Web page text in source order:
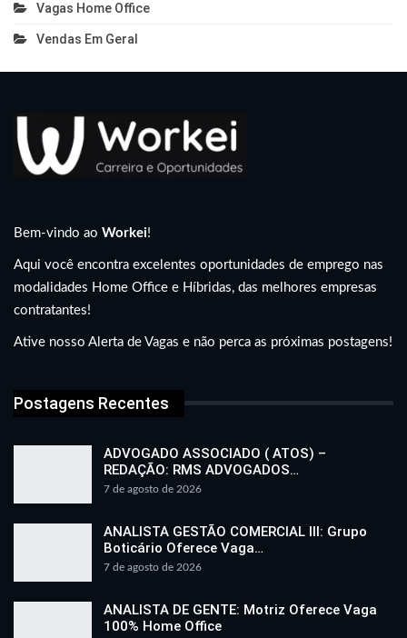
Vagas Home Office
Vendas Em Geral
Bem-vindo ao Workei!
Aqui você encontra excelentes oportunidades de emprego nas
modalidades Home Office e Híbridas, das melhores empresas
contratantes!
Ative nosso Alerta de Vagas e não perca as próximas postagens!
Postagens Recentes
ADVOGADO ASSOCIADO ( ATOS) –
REDAÇÃO: RMS ADVOGADOS…
7 de agosto de 2026
ANALISTA GESTÃO COMERCIAL III: Grupo
Boticário Oferece Vaga…
7 de agosto de 2026
ANALISTA DE GENTE: Motriz Oferece Vaga
100% Home Office